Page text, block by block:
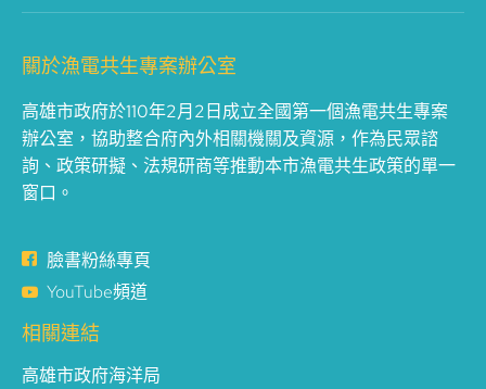
關於漁電共生專案辦公室
高雄市政府於110年2月2日成立全國第一個漁電共生專案
辦公室，協助整合府內外相關機關及資源，作為民眾諮
詢、政策研擬、法規研商等推動本市漁電共生政策的單一
窗口。
臉書粉絲專頁
YouTube頻道
相關連結
高雄市政府海洋局